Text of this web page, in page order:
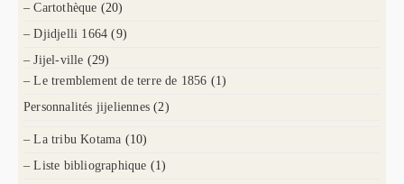
– Cartothèque (20)
– Djidjelli 1664 (9)
– Jijel-ville (29)
– Le tremblement de terre de 1856 (1)
Personnalités jijeliennes (2)
– La tribu Kotama (10)
– Liste bibliographique (1)